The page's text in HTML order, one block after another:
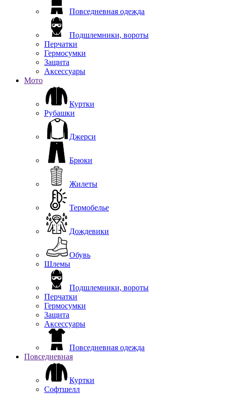
Повседневная одежда
Подшлемники, вороты
Перчатки
Гермосумки
Защита
Аксессуары
Мото
Куртки
Рубашки
Джерси
Брюки
Жилеты
Термобелье
Дождевики
Обувь
Шлемы
Подшлемники, вороты
Перчатки
Гермосумки
Защита
Аксессуары
Повседневная одежда
Повседневная
Куртки
Софтшелл